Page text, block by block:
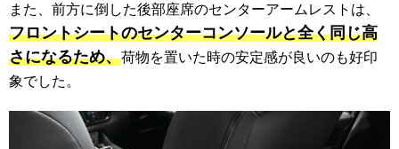
また、前方に倒した後部座席のセンターアームレストは、
フロントシートのセンターコンソールと全く同じ高
さになるため、荷物を置いた時の安定感が良いのも好印
象でした。